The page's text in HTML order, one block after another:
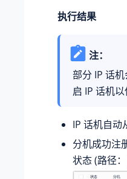
执行结果
注：
部分 IP 话
启 IP 话机以
IP 话机自动
分机成功注
状态 (路径：